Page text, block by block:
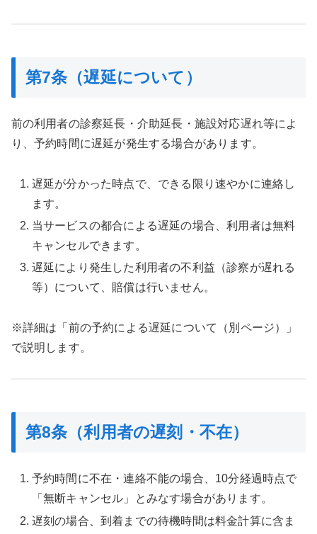
第7条（遅延について）
前の利用者の診察延長・介助延長・施設対応遅れ等によ
り、予約時間に遅延が発生する場合があります。
遅延が分かった時点で、できる限り速やかに連絡し
ます。
当サービスの都合による遅延の場合、利用者は無料
キャンセルできます。
遅延により発生した利用者の不利益（診察が遅れる
等）について、賠償は行いません。
※詳細は「前の予約による遅延について（別ページ）」
で説明します。
第8条（利用者の遅刻・不在）
予約時間に不在・連絡不能の場合、10分経過時点で
「無断キャンセル」とみなす場合があります。
遅刻の場合、到着までの待機時間は料金計算に含ま